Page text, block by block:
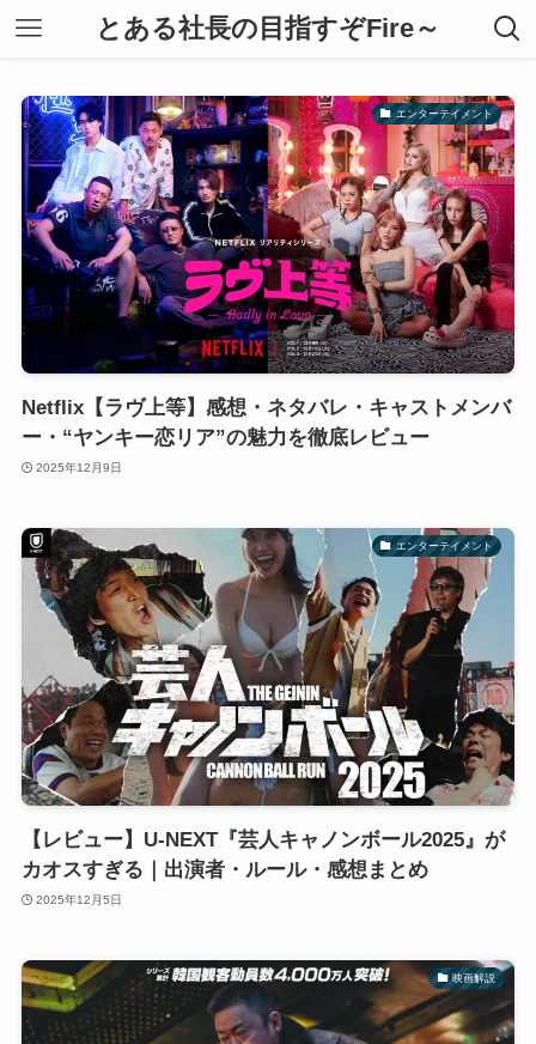
とある社長の目指すぞFire～
エンターテイメント
Netflix【ラヴ上等】感想・ネタバレ・キャストメンバ
ー・“ヤンキー恋リア”の魅力を徹底レビュー
2025年12月9日
エンターテイメント
【レビュー】U-NEXT『芸人キャノンボール2025』が
カオスすぎる｜出演者・ルール・感想まとめ
2025年12月5日
映画解説